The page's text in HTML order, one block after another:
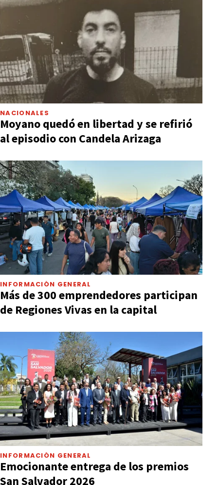
NACIONALES
Moyano quedó en libertad y se refirió
al episodio con Candela Arizaga
INFORMACIÓN GENERAL
Más de 300 emprendedores participan
de Regiones Vivas en la capital
INFORMACIÓN GENERAL
Emocionante entrega de los premios
San Salvador 2026